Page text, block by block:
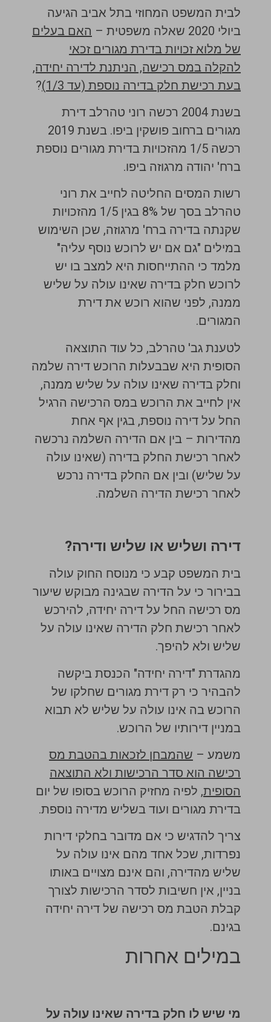
לבית המשפט המחוזי בתל אביב הגיעה
ביולי 2020 שאלה משפטית –
האם בעלים
של מלוא זכויות בדירת מגורים זכאי
להקלה במס רכישה, הניתנת לדירה יחידה,
בעת רכישת חלק בדירה נוספת (עד 1/3)
?
בשנת 2004 רכשה רוני טהרלב דירת
מגורים ברחוב פושקין ביפו. בשנת 2019
רכשה 1/5 מהזכויות
בדירת מגורים נוספת
ברח' יהודה מרגוזה ביפו.
רשות המסים החליטה לחייב את רוני
טהרלב בסך של 8% בגין 1/5 מהזכויות
שקנתה בדירה ברח' מרגוזה, שכן השימוש
במילים "גם אם יש לרוכש נוסף עליה"
מלמד כי ההתייחסות היא למצב בו יש
לרוכש חלק בדירה שאינו עולה על שליש
ממנה, לפני שהוא רוכש את דירת
המגורים.
לטענת גב' טהרלב, כל עוד התוצאה
הסופית היא שבבעלות הרוכש דירה שלמה
וחלק בדירה שאינו עולה על שליש ממנה,
אין לחייב את הרוכש במס הרכישה הרגיל
החל על דירה נוספת, בגין אף אחת
מהדירות – בין אם הדירה השלמה נרכשה
לאחר רכישת החלק בדירה (שאינו עולה
על שליש) ובין אם החלק בדירה נרכש
לאחר רכישת הדירה השלמה.
דירה ושליש או שליש ודירה?
בית המשפט קבע כי מנוסח החוק עולה
בבירור כי על הדירה שבגינה מבוקש שיעור
מס רכישה החל על דירה יחידה, להירכש
לאחר רכישת חלק הדירה שאינו עולה על
שליש ולא להיפך.
מהגדרת "דירה יחידה" הכנסת ביקשה
להבהיר כי רק דירת מגורים שחלקו של
הרוכש בה אינו עולה על שליש לא תבוא
במניין דירותיו של הרוכש.
משמע – שהמבחן לזכאות בהטבת מס
רכישה הוא סדר הרכישות ולא התוצאה
הסופית, לפיה מחזיק הרוכש בסופו של יום
בדירת מגורים ועוד בשליש מדירה נוספת.
צריך להדגיש כי אם מדובר בחלקי דירות
נפרדות, שכל אחד מהם אינו עולה על
שליש מהדירה, והם אינם מצויים באותו
בניין, אין חשיבות לסדר הרכישות לצורך
קבלת הטבת מס רכישה של דירה יחידה
בגינם.
במילים אחרות
מי שיש לו חלק בדירה שאינו עולה על